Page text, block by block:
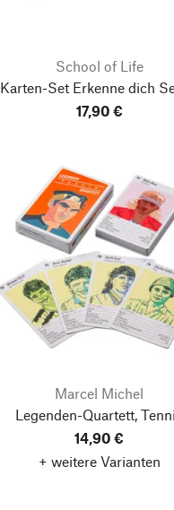
School of Life
Karten-Set Erkenne dich
17,90 €
Marcel Michel
Legenden-Quartett,
14,90 €
+ weitere Varianten